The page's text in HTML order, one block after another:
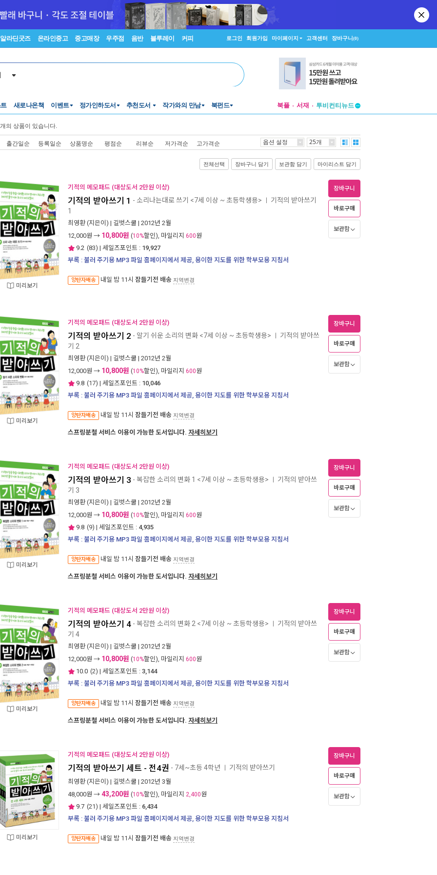
알라딘굿즈 온라인중고 중고매장 우주점 음반 블루레이 커피 로그인 회원가입 마이페이지 고객센터 장바구니(0)
새로나온책 이벤트 정가인하도서 추천도서 작가와의 만남 북펀드 북플 서재
투비컨티뉴드
개의 상품이 있습니다.
출간일순 등록일순 상품명순 평점순 리뷰순 저가격순 고가격순 옵션 설정 25개
전체선택 장바구니 담기 보관함 담기 마이리스트 담기
미리보기
기적의 메모패드 (대상도서 2만원 이상)
기적의 받아쓰기 1 - 소리나는대로 쓰기 <7세 이상 ~ 초등학생용> 기적의 받아쓰기
1
최영환(지은이) | 길벗스쿨 | 2012년 2월
12,000원 → 10,800원 (10%할인), 마일리지 600원
9.2 (83) | 세일즈포인트 : 19,927
부록 : 불러 주기용 MP3 파일 홈페이지에서 제공, 용이한 지도를 위한 학부모용 지침서
양탄자배송 내일 밤 11시 잠들기전 배송 지역변경
장바구니
바로구매
보관함
미리보기
기적의 메모패드 (대상도서 2만원 이상)
기적의 받아쓰기 2 - 알기 쉬운 소리의 변화 <7세 이상 ~ 초등학생용> 기적의 받아쓰
기 2
최영환(지은이) | 길벗스쿨 | 2012년 2월
12,000원 → 10,800원 (10%할인), 마일리지 600원
9.8 (17) | 세일즈포인트 : 10,046
부록 : 불러 주기용 MP3 파일 홈페이지에서 제공, 용이한 지도를 위한 학부모용 지침서
양탄자배송 내일 밤 11시 잠들기전 배송 지역변경
장바구니
바로구매
보관함
스프링분철 서비스 이용이 가능한 도서입니다. 자세히보기
미리보기
기적의 메모패드 (대상도서 2만원 이상)
기적의 받아쓰기 3 - 복잡한 소리의 변화 1 <7세 이상 ~ 초등학생용> 기적의 받아쓰
기 3
최영환(지은이) | 길벗스쿨 | 2012년 2월
12,000원 → 10,800원 (10%할인), 마일리지 600원
9.8 (9) | 세일즈포인트 : 4,935
부록 : 불러 주기용 MP3 파일 홈페이지에서 제공, 용이한 지도를 위한 학부모용 지침서
양탄자배송 내일 밤 11시 잠들기전 배송 지역변경
장바구니
바로구매
보관함
스프링분철 서비스 이용이 가능한 도서입니다. 자세히보기
미리보기
기적의 메모패드 (대상도서 2만원 이상)
기적의 받아쓰기 4 - 복잡한 소리의 변화 2 <7세 이상 ~ 초등학생용> 기적의 받아쓰
기 4
최영환(지은이) | 길벗스쿨 | 2012년 2월
12,000원 → 10,800원 (10%할인), 마일리지 600원
10.0 (2) | 세일즈포인트 : 3,144
부록 : 불러 주기용 MP3 파일 홈페이지에서 제공, 용이한 지도를 위한 학부모용 지침서
양탄자배송 내일 밤 11시 잠들기전 배송 지역변경
장바구니
바로구매
보관함
스프링분철 서비스 이용이 가능한 도서입니다. 자세히보기
미리보기
기적의 메모패드 (대상도서 2만원 이상)
기적의 받아쓰기 세트 - 전4권 - 7세~초등 4학년 기적의 받아쓰기
최영환(지은이) | 길벗스쿨 | 2012년 3월
48,000원 → 43,200원 (10%할인), 마일리지 2,400원
9.7 (21) | 세일즈포인트 : 6,434
부록 : 불러 주기용 MP3 파일 홈페이지에서 제공, 용이한 지도를 위한 학부모용 지침서
양탄자배송 내일 밤 11시 잠들기전 배송 지역변경
장바구니
바로구매
보관함